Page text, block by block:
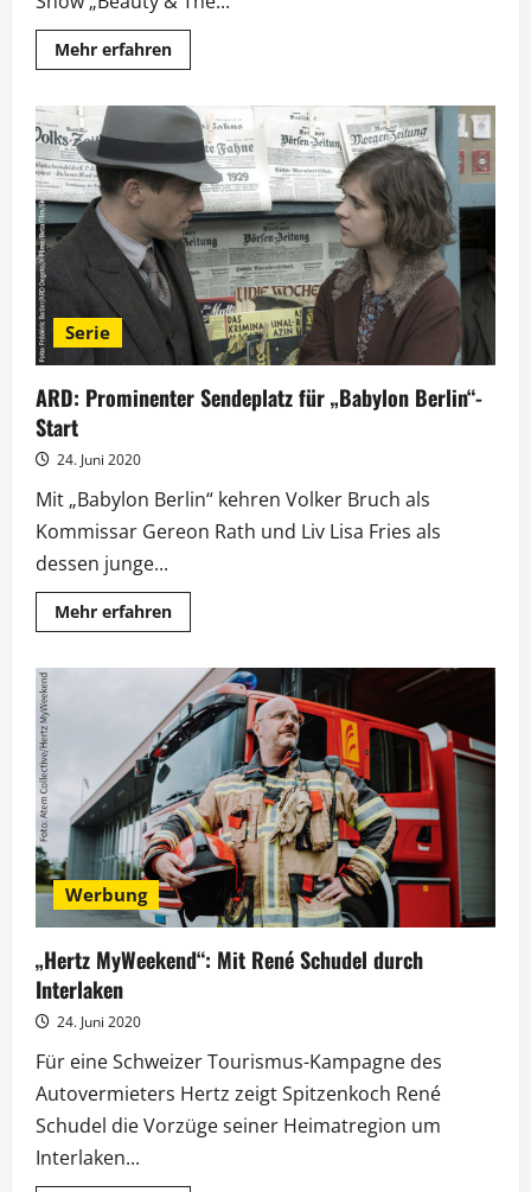
Mehr erfahrenMehr
Informationen
&
The
Nerd”:
Großes
Umstyling
mit
Thomas
Rath
Serie
ARD: Prominenter Sendeplatz für „Babylon Berlin“-
Start
24. Juni 2020
Mit „Babylon Berlin“ kehren Volker Bruch als
Kommissar Gereon Rath und Liv Lisa Fries als
dessen junge...
Mehr erfahrenMehr
Informationen
Prominenter
Sendeplatz
für
„Babylon
Berlin“-
Start
Werbung
„Hertz MyWeekend“: Mit René Schudel durch
Interlaken
24. Juni 2020
Für eine Schweizer Tourismus-Kampagne des
Autovermieters Hertz zeigt Spitzenkoch René
Schudel die Vorzüge seiner Heimatregion um
Interlaken...